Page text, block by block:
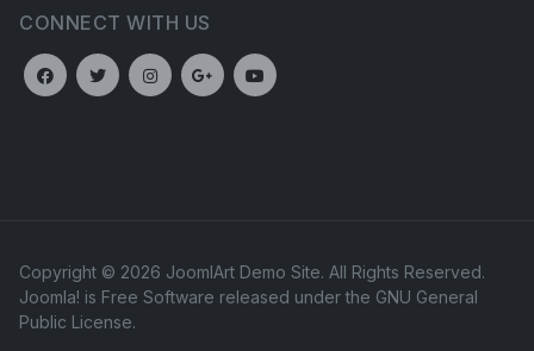
CONNECT WITH US
Copyright © 2026 JoomlArt Demo Site. All Rights Reserved.
Joomla! is Free Software released under the GNU General
Public License.